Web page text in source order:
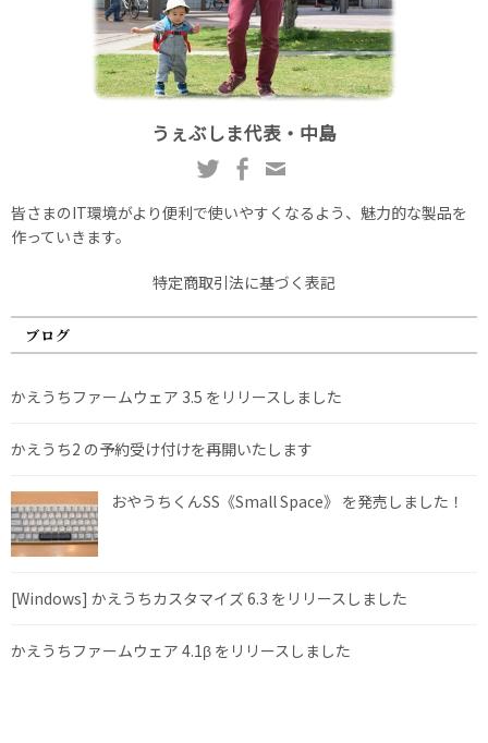
うぇぶしま代表・中島
皆さまのIT環境がより便利で使いやすくなるよう、魅力的な製品を
作っていきます。
特定商取引法に基づく表記
ブログ
かえうちファームウェア 3.5 をリリースしました
かえうち2 の予約受け付けを再開いたします
おやうちくんSS《Small Space》 を発売しました！
[Windows] かえうちカスタマイズ 6.3 をリリースしました
かえうちファームウェア 4.1β をリリースしました